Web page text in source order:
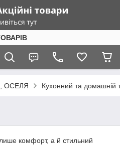
ОСЕЛЯ Кухонний та домашній
комфорт, а й стильний